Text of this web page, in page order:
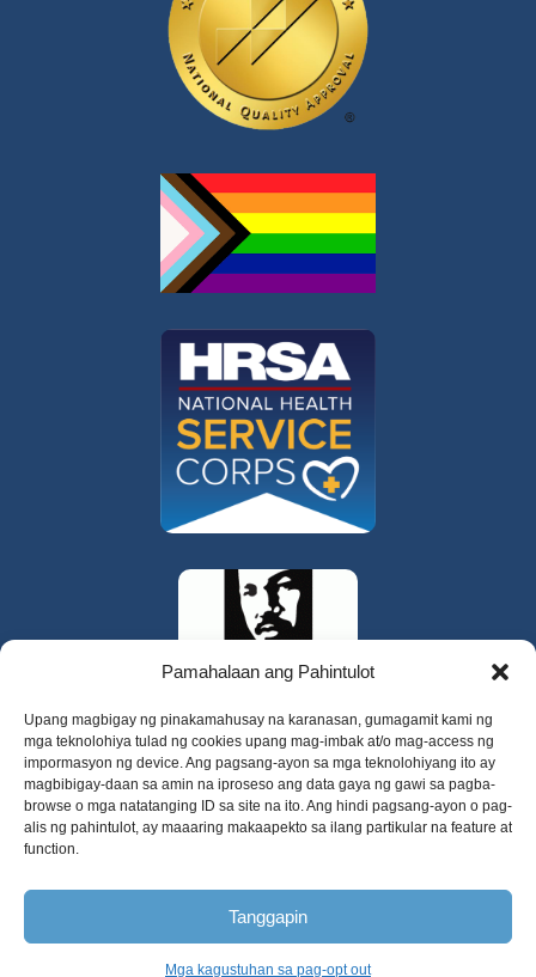
Pamahalaan ang Pahintulot
Upang magbigay ng pinakamahusay na karanasan, gumagamit kami ng
mga teknolohiya tulad ng cookies upang mag-imbak at/o mag-access ng
impormasyon ng device. Ang pagsang-ayon sa mga teknolohiyang ito ay
magbibigay-daan sa amin na iproseso ang data gaya ng gawi sa pagba-
browse o mga natatanging ID sa site na ito. Ang hindi pagsang-ayon o pag-
alis ng pahintulot, ay maaaring makaapekto sa ilang partikular na feature at
function.
Tanggapin
Mga kagustuhan sa pag-opt out
325 W Gowe Street, Kent, Washington 98032
Copyright 2025 Valley Cities Behavioral
Health Care